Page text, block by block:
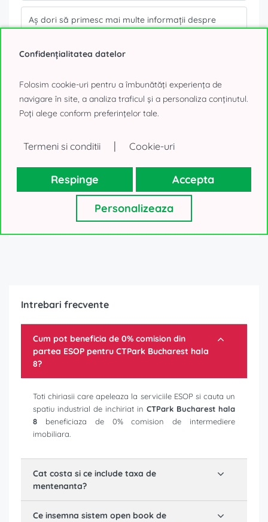
utilizate numai pentru a-ți trimite oferte imobiliare. Nu vom
folosi datele în alte scopuri. Mulțumim!
SUNĂ
Intrebari frecvente
Cum pot beneficia de 0% comision din
partea ESOP pentru CTPark Bucharest hala
8?
Toti chiriasii care apeleaza la serviciile ESOP si cauta un
spatiu industrial de inchiriat in CTPark Bucharest hala
8 beneficiaza de 0% comision de intermediere
imobiliara.
Cat costa si ce include taxa de
mentenanta?
Ce insemna sistem open book de
Confidențialitatea datelor
Folosim cookie-uri pentru a îmbunătăți experiența de
navigare în site, a analiza traficul și a personaliza conținutul.
Poți alege conform preferințelor tale.
Termeni si conditii | Cookie-uri
Respinge Accepta
Personalizeaza